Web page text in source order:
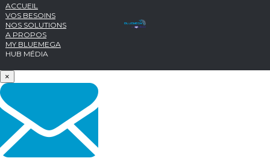
ACCUEIL
VOS BESOINS
NOS SOLUTIONS
A PROPOS
MY BLUEMEGA
HUB MÉDIA
×